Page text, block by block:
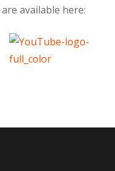
available here: